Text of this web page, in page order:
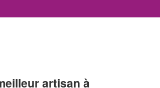
artisan à